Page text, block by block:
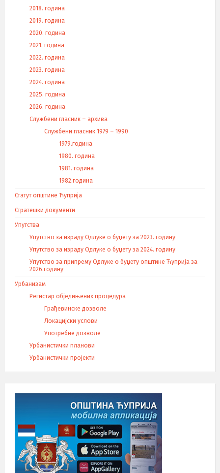
2018. година
2019. година
2020. година
2021. година
2022. година
2023. година
2024. година
2025. година
2026. година
Службени гласник – архива
Службени гласник 1979 – 1990
1979.година
1980. година
1981. година
1982.година
Статут општине Ћуприја
Стратешки документи
Упутства
Упутство за израду Одлуке о буџету за 2023. годину
Упутство за израду Одлуке о буџету за 2024. годину
Упутство за припрему Одлуке о буџету општине Ћуприја за
2026.годину
Урбанизам
Регистар обједињених процедура
Грађевинске дозволе
Локацијски услови
Употребне дозволе
Урбанистички планови
Урбанистички пројекти